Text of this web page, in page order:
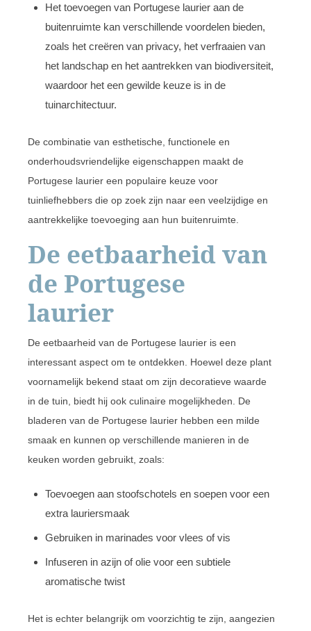
Het toevoegen van Portugese laurier aan de
buitenruimte kan verschillende voordelen bieden,
zoals het creëren van privacy, het verfraaien van
het landschap en het aantrekken van biodiversiteit,
waardoor het een gewilde keuze is in de
tuinarchitectuur.
De combinatie van esthetische, functionele en
onderhoudsvriendelijke eigenschappen maakt de
Portugese laurier een populaire keuze voor
tuinliefhebbers die op zoek zijn naar een veelzijdige en
aantrekkelijke toevoeging aan hun buitenruimte.
De eetbaarheid van
de Portugese
laurier
De eetbaarheid van de Portugese laurier is een
interessant aspect om te ontdekken. Hoewel deze plant
voornamelijk bekend staat om zijn decoratieve waarde
in de tuin, biedt hij ook culinaire mogelijkheden. De
bladeren van de Portugese laurier hebben een milde
smaak en kunnen op verschillende manieren in de
keuken worden gebruikt, zoals:
Toevoegen aan stoofschotels en soepen voor een
extra lauriersmaak
Gebruiken in marinades voor vlees of vis
Infuseren in azijn of olie voor een subtiele
aromatische twist
Het is echter belangrijk om voorzichtig te zijn, aangezien